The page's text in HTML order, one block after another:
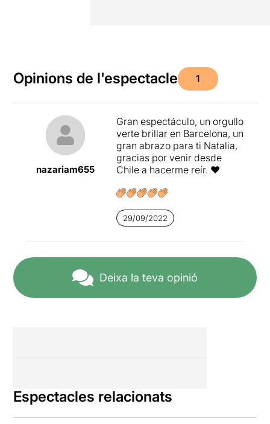
Opinions de l'espectacle 1
nazariam655
Gran espectáculo, un orgullo
verte brillar en Barcelona, un
gran abrazo para ti Natalia,
gracias por venir desde
Chile a hacerme reír. ❤️
29/09/2022
Deixa la teva opinió
Espectacles relacionats